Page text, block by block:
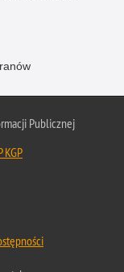
Publicznej
KGP